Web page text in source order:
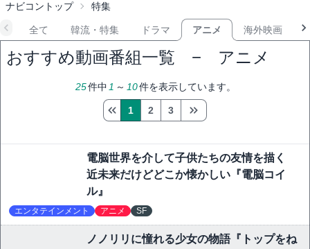
ナビコントップ 特集
全て 韓流・特集 ドラマ アニメ 海外映画
おすすめ動画番組一覧 − アニメ
25件中 1 ～ 10件を表示しています。
1 2 3
電脳世界を介して子供たちの友情を描く
近未来だけどどこか懐かしい『電脳コイ
ル』
エンタテインメント アニメ SF
ノノリリに憧れる少女の物語『トップをね